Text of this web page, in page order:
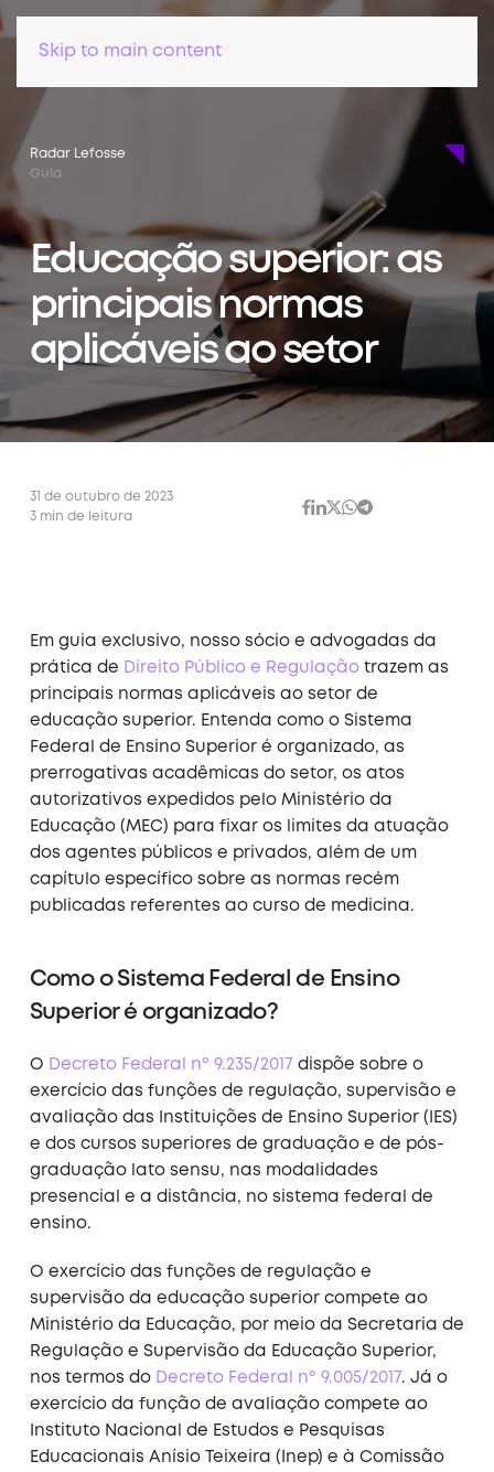
Skip to main content
Radar Lefosse
Guia
Educação superior: as
principais normas
aplicáveis ao setor
31 de outubro de 2023
3 min de leitura
Em guia exclusivo, nossosócio e advogadas da
prática de Direito Público e Regulaçãotrazem as
principais normas aplicáveis ao setor de
educaçãosuperior. Entenda como o Sistema
Federal de Ensino Superior é organizado, as
prerrogativas acadêmicas do setor, os atos
autorizativos expedidos pelo Ministério da
Educação (MEC) para fixar os limites da atuação
dos agentes públicos e privados, além de um
capítulo específico sobre as normas recém
publicadas referentes ao curso de medicina.
Como o Sistema Federal de Ensino
Superior é organizado?
O Decreto Federal nº 9.235/2017 dispõe sobre o
exercício das funções de regulação, supervisão e
avaliação das Instituições de Ensino Superior (IES)
e dos cursos superiores de graduação e de pós-
graduação lato sensu, nas modalidades
presencial e a distância, no sistema federal de
ensino.
O exercício das funções de regulação e
supervisão da educação superior compete ao
Ministério da Educação, por meio da Secretaria de
Regulação e Supervisão da Educação Superior,
nos termos do Decreto Federal nº 9.005/2017. Já o
exercício da função de avaliação compete ao
Instituto Nacional de Estudos e Pesquisas
Educacionais Anísio Teixeira (Inep) e à Comissão